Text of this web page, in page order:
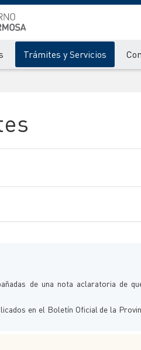
Trámites y Servicios
de una nota aclaratoria de
en el Boletín Oficial de la